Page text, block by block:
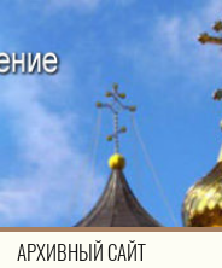
АРХИВНЫЙ САЙТ